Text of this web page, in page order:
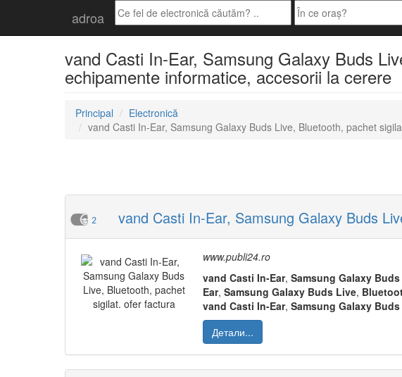
adroa
vand Casti In-Ear, Samsung Galaxy Buds
echipamente informatice, accesorii la cerere
Principal
Electronică
vand Casti In-Ear, Samsung Galaxy Buds Live, Bluetooth, pachet
2 vand Casti In-Ear, Samsung Galaxy Buds
www.publi24.ro
vand Casti In-Ear, Samsung Galaxy Buds
Ear, Samsung Galaxy Buds Live,
vand Casti In-Ear, Samsung Galaxy Buds
Детали...